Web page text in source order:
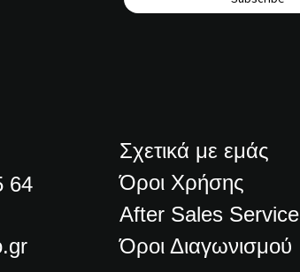
64
Σχετικά με εμάς
Όροι Χρήσης
After Sales Service
Όροι Διαγωνισμού